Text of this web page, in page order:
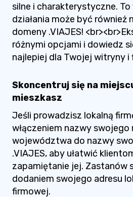
silne i charakterystyczne.
działania może być również
domeny .VIAJES!
różnymi opcjami i dowiedz
najlepiej dla Twojej witryny i
Skoncentruj się na
mieszkasz
Jeśli prowadzisz lokalną
włączeniem nazwy swojego
województwa do nazwy
.VIAJES, aby ułatwić
zapamiętanie jej. Zastanów
dodaniem swojego adresu
firmowej.